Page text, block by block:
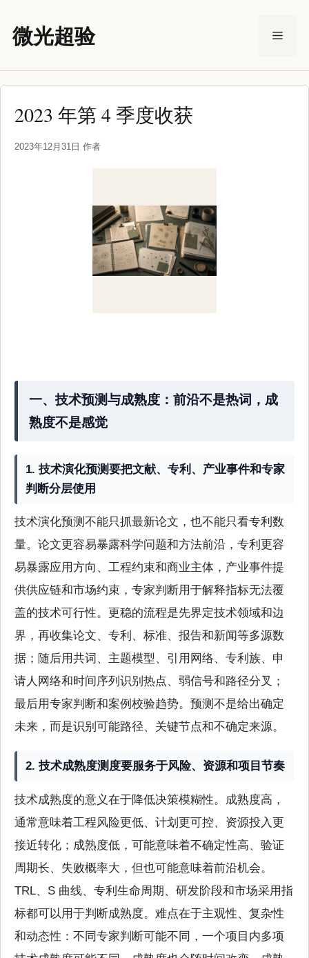
微光超验 菜
2023 年第 4 季度收获
2023年12月31日 作者
一、技术预测与成熟度：前沿不是热词，成
熟度不是感觉
1. 技术演化预测要把文献、专利、产业事件和专家
判断分层使用
技术演化预测不能只抓最新论文，也不能只看专利数
量。论文更容易暴露科学问题和方法前沿，专利更容
易暴露应用方向、工程约束和商业主体，产业事件提
供供应链和市场约束，专家判断用于解释指标无法覆
盖的技术可行性。更稳的流程是先界定技术领域和边
界，再收集论文、专利、标准、报告和新闻等多源数
据；随后用共词、主题模型、引用网络、专利族、申
请人网络和时间序列识别热点、弱信号和路径分叉；
最后用专家判断和案例校验趋势。预测不是给出确定
未来，而是识别可能路径、关键节点和不确定来源。
2. 技术成熟度测度要服务于风险、资源和项目节奏
技术成熟度的意义在于降低决策模糊性。成熟度高，
通常意味着工程风险更低、计划更可控、资源投入更
接近转化；成熟度低，可能意味着不确定性高、验证
周期长、失败概率大，但也可能意味着前沿机会。
TRL、S 曲线、专利生命周期、研发阶段和市场采用指
标都可以用于判断成熟度。难点在于主观性、复杂性
和动态性：不同专家判断可能不同，一个项目内多项